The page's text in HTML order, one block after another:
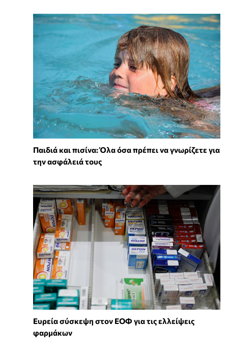
Παιδιά και πισίνα: Όλα όσα πρέπει να γνωρίζετε για
την ασφάλειά τους
Ευρεία σύσκεψη στον ΕΟΦ για τις ελλείψεις
φαρμάκων